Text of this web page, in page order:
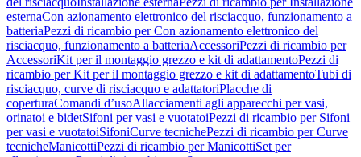
esternaCon azionamento elettronico del risciacquo, funzionamento a
batteriaPezzi di ricambio per Con azionamento elettronico del
risciacquo, funzionamento a batteriaAccessoriPezzi di ricambio per
AccessoriKit per il montaggio grezzo e kit di adattamentoPezzi di
ricambio per Kit per il montaggio grezzo e kit di adattamentoTubi di
risciacquo, curve di risciacquo e adattatoriPlacche di
coperturaComandi d’usoAllacciamenti agli apparecchi per vasi,
orinatoi e bidetSifoni per vasi e vuotatoiPezzi di ricambio per Sifoni
per vasi e vuotatoiSifoniCurve tecnichePezzi di ricambio per Curve
tecnicheManicottiPezzi di ricambio per ManicottiSet per